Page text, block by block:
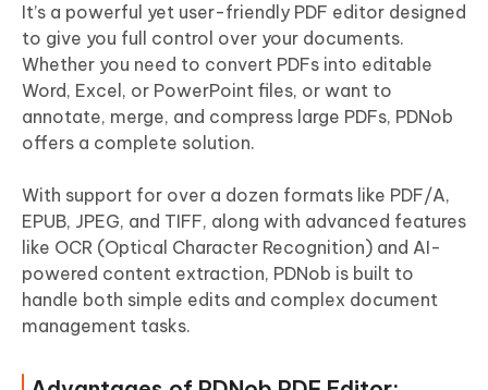
It’s a powerful yet user-friendly PDF editor designed
to give you full control over your documents.
Whether you need to convert PDFs into editable
Word, Excel, or PowerPoint files, or want to
annotate, merge, and compress large PDFs, PDNob
offers a complete solution.
With support for over a dozen formats like PDF/A,
EPUB, JPEG, and TIFF, along with advanced features
like OCR (Optical Character Recognition) and AI-
powered content extraction, PDNob is built to
handle both simple edits and complex document
management tasks.